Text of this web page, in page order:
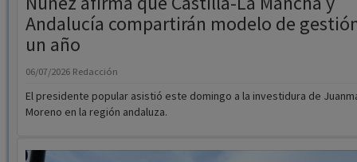
06/07/2026Redacción
El presidente popular asistió este domingo a la investidura de
Moreno en la región andaluza.